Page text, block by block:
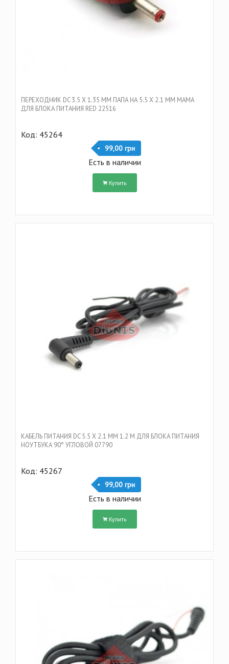
ПЕРЕХОДНИК DC 3.5 Х 1.35 ММ ПАПА НА 5.5 Х 2.1 ММ МАМА
ДЛЯ БЛОКА ПИТАНИЯ RED 22516
Код: 45264
99,00 грн
Есть в наличии
Купить
КАБЕЛЬ ПИТАНИЯ DC 5.5 Х 2.1 ММ 1.2 M ДЛЯ БЛОКА ПИТАНИЯ
НОУТБУКА 90° УГЛОВОЙ 07790
Код: 45267
99,00 грн
Есть в наличии
Купить